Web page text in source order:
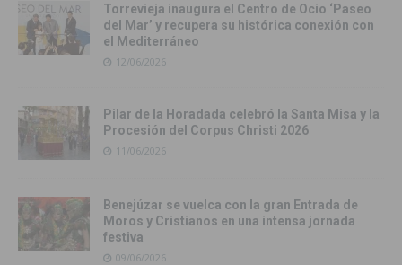
Torrevieja inaugura el Centro de Ocio ‘Paseo
del Mar’ y recupera su histórica conexión con
el Mediterráneo
12/06/2026
Pilar de la Horadada celebró la Santa Misa y la
Procesión del Corpus Christi 2026
11/06/2026
Benejúzar se vuelca con la gran Entrada de
Moros y Cristianos en una intensa jornada
festiva
09/06/2026